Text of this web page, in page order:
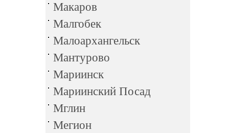
Макаров
Малгобек
Малоархангельск
Мантурово
Мариинск
Мариинский Посад
Мглин
Мегион